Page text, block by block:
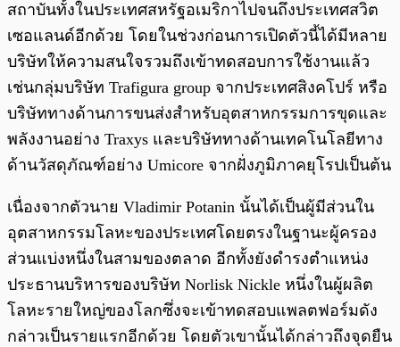
สถาบันทั้งในประเทศสหรัฐอเมริกาไปจนถึงประเทศสวิต
เซอแลนด์อีกด้วย โดยในช่วงก่อนการเปิดตัวนี้ได้มีหลาย
บริษัทให้ความสนใจรวมถึงเข้าทดสอบการใช้งานแล้ว
เช่นกลุ่มบริษัท Trafigura group จากประเทศสิงคโปร์ หรือ
บริษัททางด้านการขนส่งสำหรับอุตสาหกรรมการขุดและ
พลังงานอย่าง Traxys และบริษัททางด้านเทคโนโลยีทาง
ด้านวัสดุภัณฑ์อย่าง Umicore จากฝั่งภูมิภาคยุโรปเป็นต้น
เนื่องจากตัวนาย Vladimir Potanin นั้นได้เป็นผู้มีส่วนใน
อุตสาหกรรมโลหะของประเทศโดยตรงในฐานะผู้ครอง
ส่วนแบ่งหนึ่งในสามของตลาด อีกทั้งยังดำรงตำแหน่ง
ประธานบริหารของบริษัท Norlisk Nickle หนึ่งในผู้ผลิต
โลหะรายใหญ่ของโลกซึ่งจะเข้าทดสอบแพลตฟอร์มดัง
กล่าวเป็นรายแรกอีกด้วย โดยตัวเขานั้นได้กล่าวถึงจุดยืน